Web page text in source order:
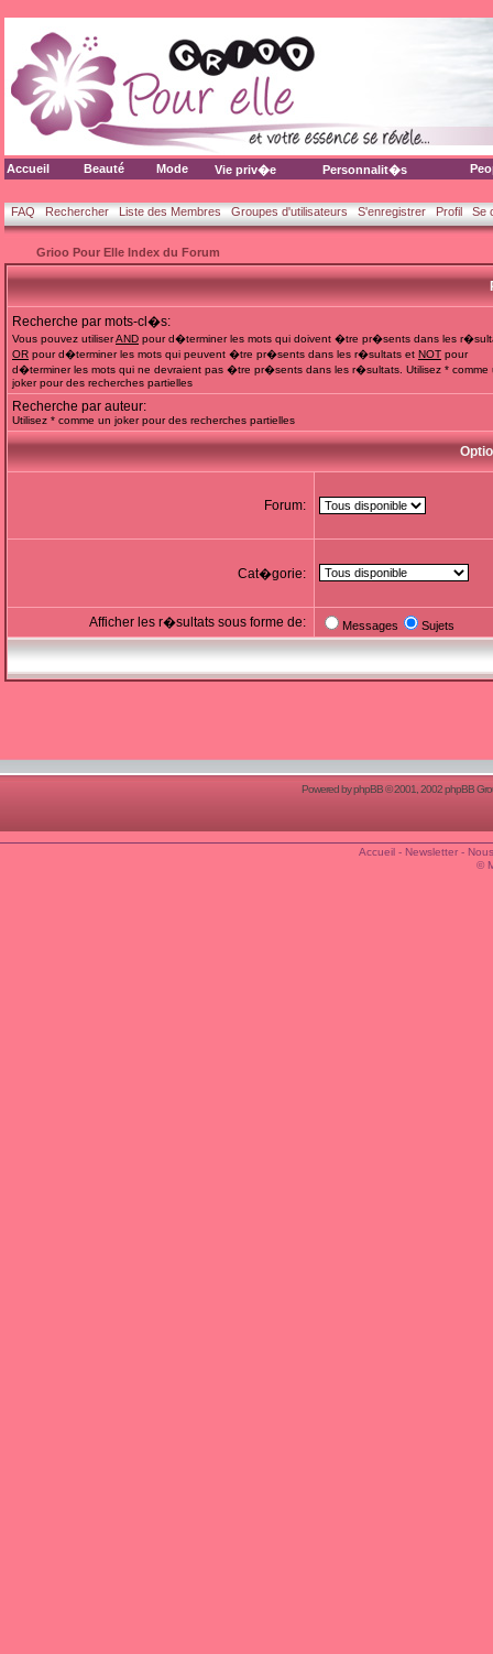
Accueil Beauté Mode Vie priv�e Personnalit�s
FAQ Rechercher Liste des Membres Groupes d'utilisateurs S'enregistrer Profil Se
Grioo Pour Elle Index du Forum
Recherche par mots-cl�s:
Vous pouvez utiliserAND pour d�terminer les mots qui doivent �tre pr�sents dans les
OR pour d�terminer les mots qui peuvent �tre pr�sents dans les r�sultats et NOT pour
d�terminer les mots qui ne devraient pas �tre pr�sents dans les r�sultats. Utilisez * comme
joker pour des recherches partielles
Recherche par auteur:
Utilisez * comme un joker pour des recherches partielles
Forum:
Cat�gorie:
Afficher les r�sultats sous forme de: Messages Sujets
Powered byphpBB© 2001, 2002 phpBB
Accueil- Newsletter-
©